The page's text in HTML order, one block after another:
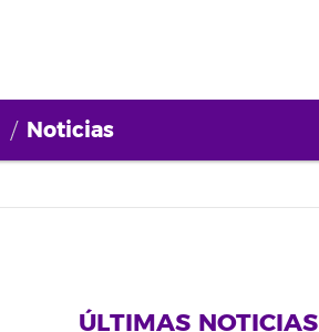
Noticias
ÚLTIMAS NOTICIAS